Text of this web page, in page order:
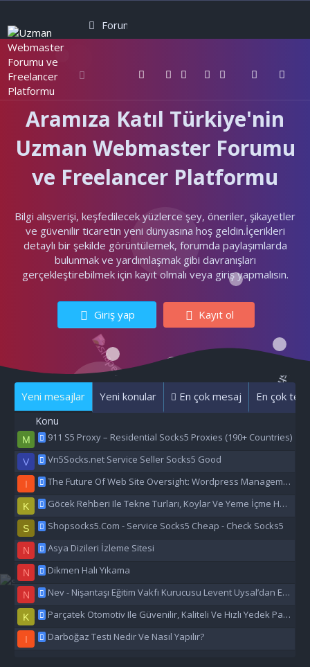
Forumlar
Aramıza Katıl Türkiye'nin
Uzman Webmaster Forumu
ve Freelancer Platformu
Bilgi alışverişi, keşfedilecek yüzlerce şey, öneriler, şikayetler
ve güvenilir ticaretin yeni dünyasına hoş geldin.İçerikleri
detaylı bir şekilde görüntülemek, forumda paylaşımlarda
bulunmak ve yardımlaşmak gibi davranışları
gerçekleştirebilmek için kayıt olmalı veya giriş yapmalısın.
Giriş yap Kayıt ol
Yeni mesajlar Yeni konular En çok mesaj En çok
Konu
M 911 S5 Proxy – Residential Socks5 Proxies (190+ Countries)
V Vn5Socks.net Service Seller Socks5 Good
I The Future Of Web Site Oversight: Wordpress Management Aı
K Göcek Rehberi Ile Tekne Turları, Koylar Ve Yeme İçme Hakkında Eşsiz Bilgiler
S Shopsocks5.Com - Service Socks5 Cheap - Check Socks5
N Asya Dizileri İzleme Sitesi
N Dikmen Halı Yıkama
N Nev - Nişantaşı Eğitim Vakfı Kurucusu Levent Uysal’dan Eğitime Büyük Destek
K Parçatek Otomotiv Ile Güvenilir, Kaliteli Ve Hızlı Yedek Parça Çözümleri
I Darboğaz Testi Nedir Ve Nasıl Yapılır?